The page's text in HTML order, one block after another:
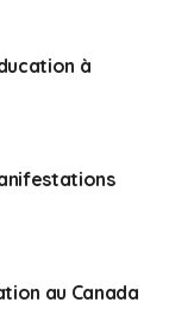
à
au Canada